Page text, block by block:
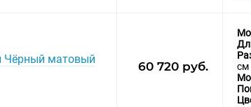
Чёрный матовый
60 720 руб.
см